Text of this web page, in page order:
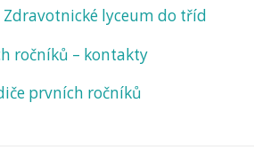
lyceum do tříd
ročníků – kontakty
prvních ročníků